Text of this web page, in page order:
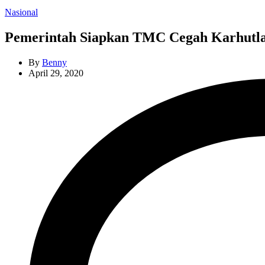
Categories
Nasional
Pemerintah Siapkan TMC Cegah
By Benny
April 29, 2020